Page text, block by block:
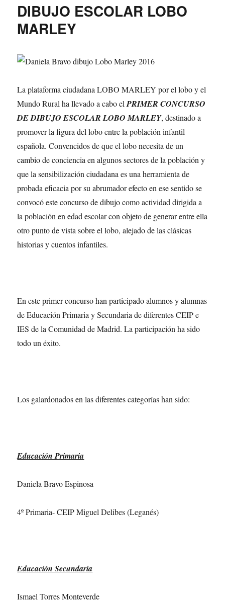
DIBUJO ESCOLAR LOBO
MARLEY
La plataforma ciudadana LOBO MARLEY por el lobo y el
Mundo Rural ha llevado a cabo elPRIMER CONCURSO
DE DIBUJO ESCOLAR LOBO MARLEY, destinado a
promover la figura del lobo entre la población infantil
española. Convencidos de que el lobo necesita de un
cambio de conciencia en algunos sectores de la población y
que la sensibilización ciudadana es una herramienta de
probada eficacia por su abrumador efecto en ese sentido se
convocó este concurso de dibujo como actividad dirigida a
la población en edad escolar con objeto de generar entre ella
otro punto de vista sobre el lobo, alejado de las clásicas
historias y cuentos infantiles.
En este primer concurso han participado alumnos y alumnas
de Educación Primaria y Secundaria de diferentes CEIP e
IES de la Comunidad de Madrid. La participación ha sido
todo un éxito.
Los galardonados en las diferentes categorías han sido:
Educación Primaria
Daniela Bravo Espinosa
4º Primaria- CEIP Miguel Delibes (Leganés)
Educación Secundaria
Ismael Torres Monteverde